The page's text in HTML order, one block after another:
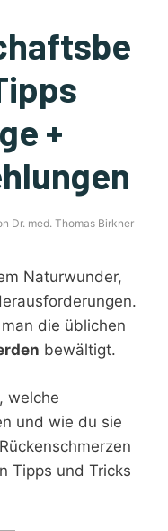
+
Dr. med. Thomas Birkner
Naturwunder,
die üblichen
bewältigt.
welche
und wie du sie
Tipps und Tricks